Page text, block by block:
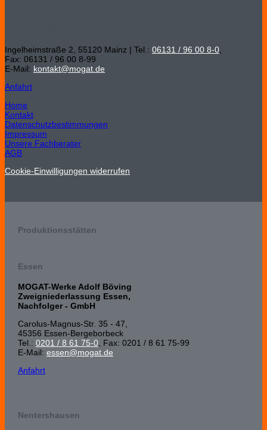
Ingelheimstraße 2, 55120 Mainz | Tel.: 06131 / 96 00 8-0
Fax: 06131 / 96 00 8-99
E-Mail: kontakt@mogat.de
Anfahrt
Home
Kontakt
Datenschutzbestimmungen
Impressum
Unsere Fachberater
AGB
Cookie-Einwilligungen widerrufen
Produktionsstätten
Essen
MOGAT-Werke Adolf Böving
Zweigniederlassung Essen,
Nachfolger - GmbH
Carolus-Magnus-Str. 35 - 47,
45356 Essen-Bergeborbeck
Tel.: 0201 / 8 61 75-0, Fax: 0201 / 8 61 75-99
E-Mail: essen@mogat.de
Anfahrt
Nentershausen